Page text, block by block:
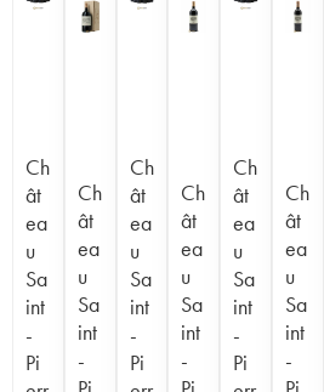
Ch
ât
ea
u
Sa
int
-
Pi
Ch
ât
ea
u
Sa
int
-
Ch
ât
ea
u
Sa
int
-
Pi
Ch
ât
ea
u
Sa
int
-
Ch
ât
ea
u
Sa
int
-
Pi
Ch
ât
ea
u
Sa
int
-